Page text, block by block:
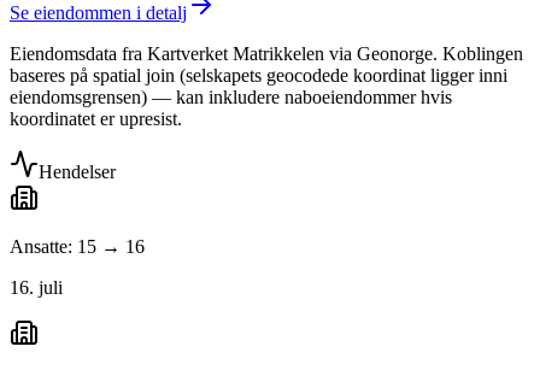
Se eiendommen i detalj
Eiendomsdata fra Kartverket Matrikkelen via Geonorge. Koblingen
baseres på spatial join (selskapets geocodede koordinat ligger inni
eiendomsgrensen) — kan inkludere naboeiendommer hvis
koordinatet er upresist.
Hendelser
Ansatte: 15 → 16
16. juli